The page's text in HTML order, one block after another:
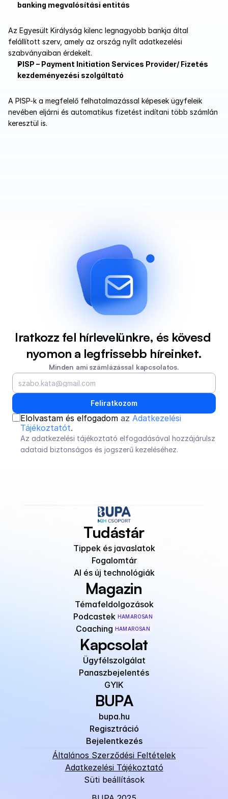
banking megvalósítási entitás
Az Egyesült Királyság kilenc legnagyobb bankja által
felállított szerv, amely az ország nyílt adatkezelési
szabványaiban érdekelt.
PISP – Payment Initiation Services Provider/ Fizetés
kezdeményezési szolgáltató
A PISP-k a megfelelő felhatalmazással képesek ügyfeleik
nevében eljárni és automatikus fizetést indítani több számlán
keresztül is.
Iratkozz fel hírlevelünkre, és kövesd
nyomon a legfrissebb híreinket.
Minden ami számlázással kapcsolatos.
Feliratkozom
Elolvastam és elfogadom az Adatkezelési
Tájékoztatót.
Az adatkezelési tájékoztató elfogadásával hozzájárulsz
adataid biztonságos és jogszerű kezeléséhez.
Tudástár
Tippek és javaslatok
Fogalomtár
AI és új technológiák
Magazin
Témafeldolgozások
Podcastek HAMAROSAN
Coaching HAMAROSAN
Kapcsolat
Ügyfélszolgálat
Panaszbejelentés
GYIK
BUPA
bupa.hu
Regisztráció
Bejelentkezés
Általános Szerződési Feltételek
Adatkezelési Tájékoztató
Süti beállítások